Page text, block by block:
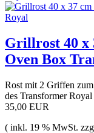
Grillrost 40 x
Oven Box
Rost mit 2 Griffen
des Transformer Royal
35,00 EUR
( inkl. 19 % MwSt.